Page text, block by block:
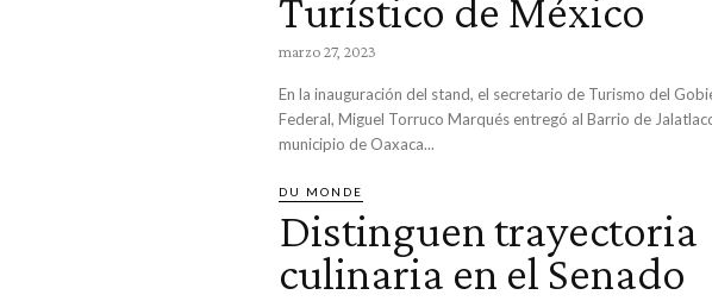
Turístico de México
marzo 27, 2023
En la inauguración del stand, el secretario de Turismo del
Federal, Miguel Torruco Marqués entregó al Barrio de
municipio de Oaxaca...
DU MONDE
Distinguen trayectoria
culinaria en el Senado